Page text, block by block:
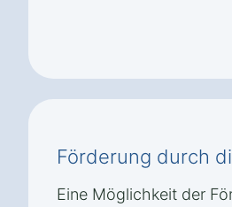
Förderung durch
Eine Möglichkeit der